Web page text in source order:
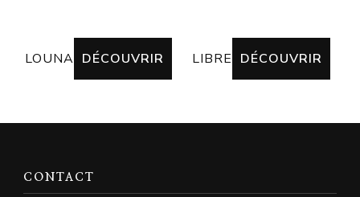
LOUNA DÉCOUVRIR LIBRE DÉCOUVRIR
CONTACT